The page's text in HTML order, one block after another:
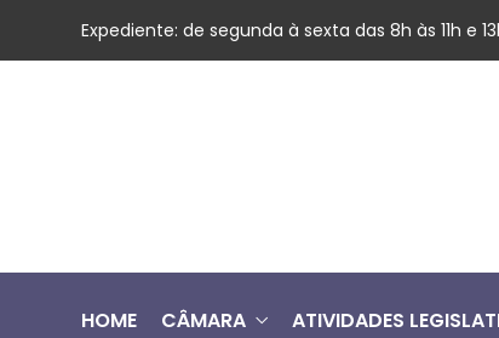
Expediente: de segunda à sexta das 8h às 11h e
HOME CÂMARA ATIVIDADES